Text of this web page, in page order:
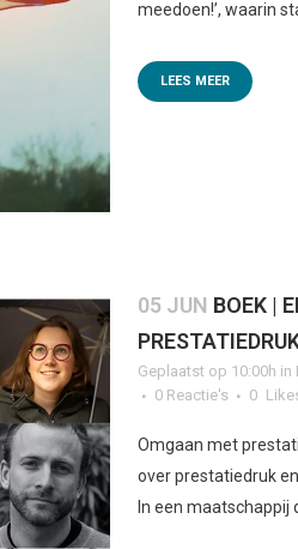
meedoen!’, waarin
LEES MEER
05 JUN BOEK |
Geplaatst op 10:00h in
0 Reactie's
0
Omgaan met
over prestatiedruk
In een maatschappij